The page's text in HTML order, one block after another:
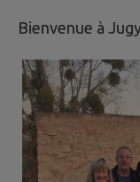
Bienvenue à